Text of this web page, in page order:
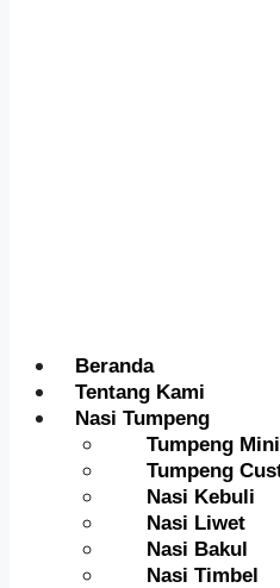
Menu
Beranda
Tentang Kami
Nasi Tumpeng
Tumpeng Mini
Tumpeng
Nasi Kebuli
Nasi Liwet
Nasi Bakul
Nasi Timbel